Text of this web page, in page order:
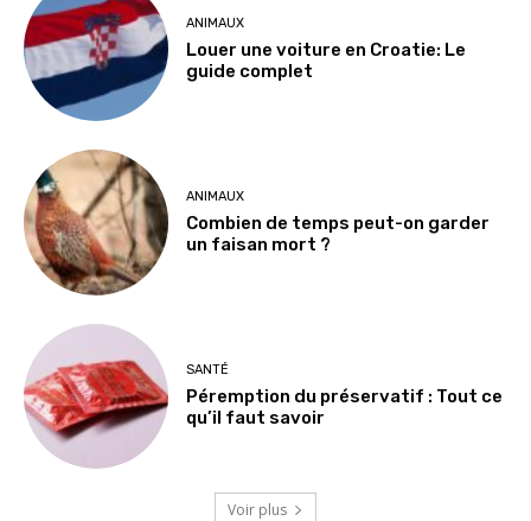
ANIMAUX
Louer une voiture en Croatie: Le
guide complet
ANIMAUX
Combien de temps peut-on garder
un faisan mort ?
SANTÉ
Péremption du préservatif : Tout ce
qu’il faut savoir
Voir plus